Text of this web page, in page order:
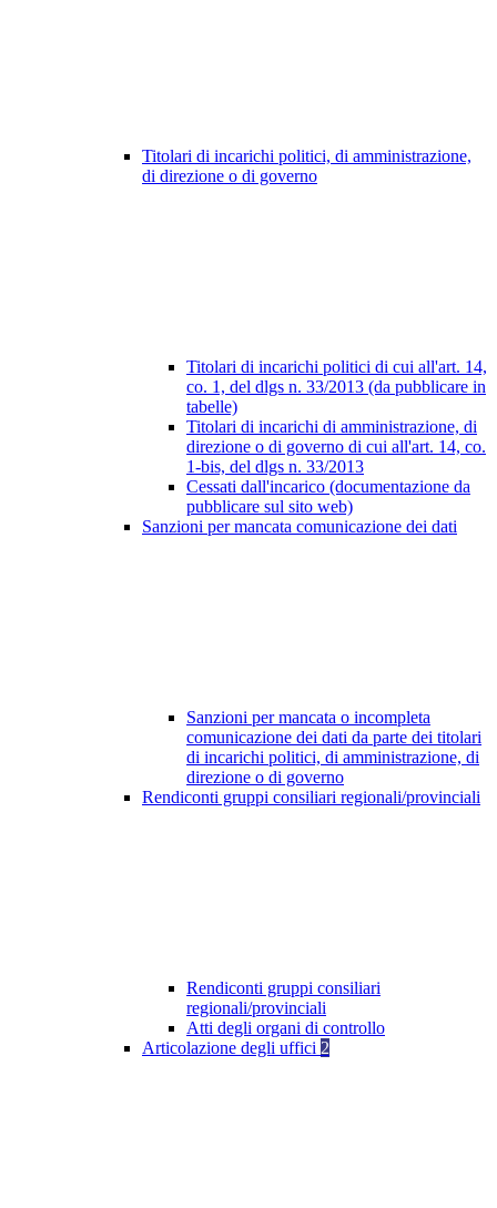
Titolari di incarichi politici, di amministrazione,
di direzione o di governo
Titolari di incarichi politici di cui all'art. 14,
co. 1, del dlgs n. 33/2013 (da pubblicare in
tabelle)
Titolari di incarichi di amministrazione, di
direzione o di governo di cui all'art. 14, co.
1-bis, del dlgs n. 33/2013
Cessati dall'incarico (documentazione da
pubblicare sul sito web)
Sanzioni per mancata comunicazione dei dati
Sanzioni per mancata o incompleta
comunicazione dei dati da parte dei titolari
di incarichi politici, di amministrazione, di
direzione o di governo
Rendiconti gruppi consiliari regionali/provinciali
Rendiconti gruppi consiliari
regionali/provinciali
Atti degli organi di controllo
Articolazione degli uffici 2